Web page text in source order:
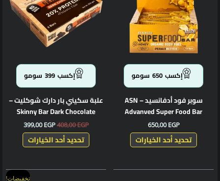
إكسب 650 سومو
سوبر فود أدفانسيد – ASN
Advanved Super Food Bar
650,00EGP
تحديد أحد الخيارات
لهذا
الخيارات
صفحة
المنتج
إكسب 399 سومو
علبة سكيني بار دارك شوكليت –
Skinny Bar Dark Chocolate
408,00EGP
399,00EGP
تحديد أحد الخيارات
لهذا
صفحة
المنتج
تخفيضات!
السعرهناك